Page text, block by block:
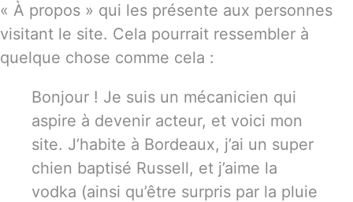
« À propos » qui les présente aux personnes
visitant le site. Cela pourrait ressembler à
quelque chose comme cela :
Bonjour ! Je suis un mécanicien qui
aspire à devenir acteur, et voici mon
site. J’habite à Bordeaux, j’ai un super
chien baptisé Russell, et j’aime la
vodka (ainsi qu’être surpris par la pluie